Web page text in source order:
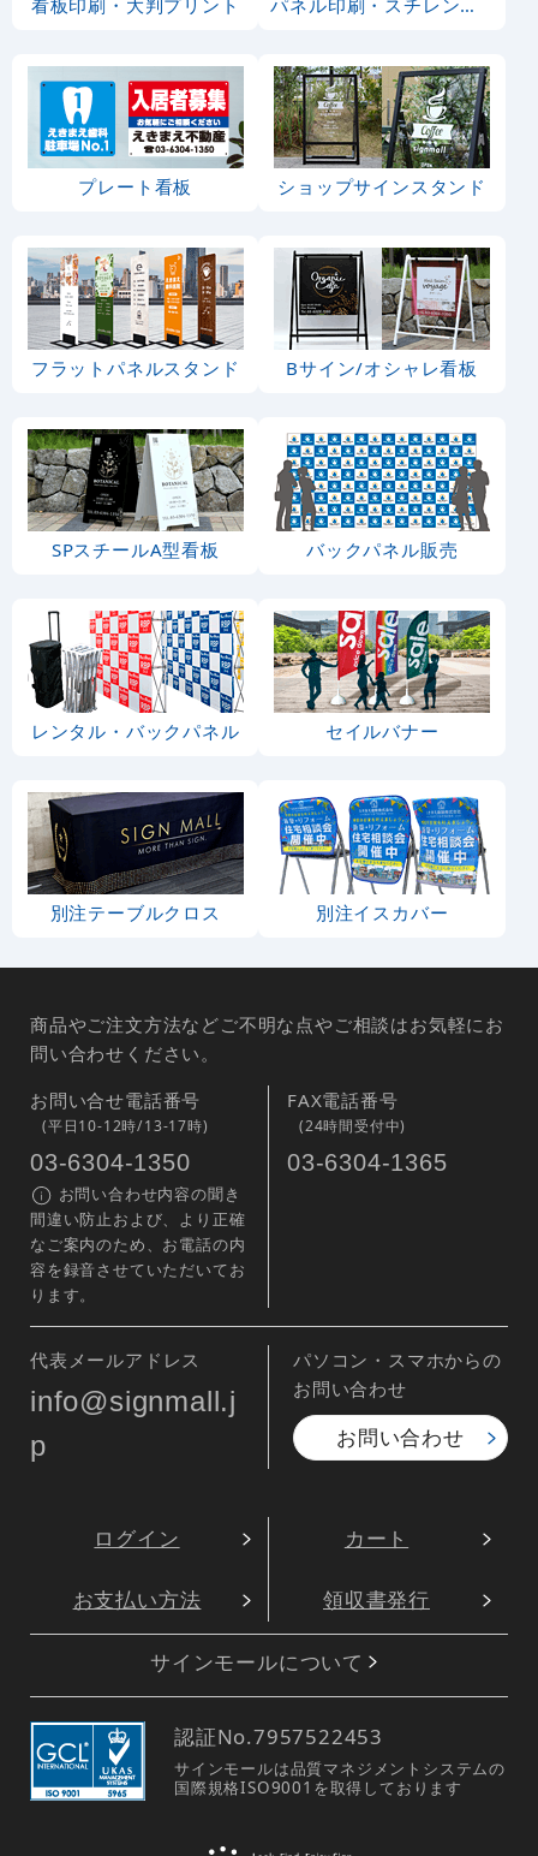
看板印刷・大判プリント パネル印刷・スチレンボード
プレート看板 ショップサインスタンド
フラットパネルスタンド Bサイン/オシャレ看板
SPスチールA型看板 バックパネル販売
レンタル・バックパネル セイルバナー
別注テーブルクロス 別注イスカバー
商品やご注文方法などご不明な点やご相談はお気軽にお
問い合わせください。
お問い合せ電話番号
(平日10-12時/13-17時)
03-6304-1350
お問い合わせ内容の聞き
間違い防止および、より正確
なご案内のため、お電話の内
容を録音させていただいてお
ります。
FAX電話番号
(24時間受付中)
03-6304-1365
代表メールアドレス
info@signmall.j
p
パソコン・スマホからの
お問い合わせ
お問い合わせ
ログイン カート
お支払い方法 領収書発行
サインモールについて
認証No.7957522453
サインモールは品質マネジメントシステムの
国際規格ISO9001を取得しております